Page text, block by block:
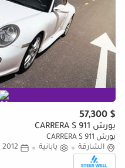
$ 57,300
بورش 911 CARRERA S
بورش 911 CARRERA S
الشارقة
يابانية 2012